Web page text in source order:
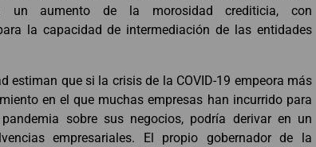
un aumento de la morosidad crediticia, con
la capacidad de intermediación de las entidades
estiman que si la crisis de la COVID-19 empeora más
en el que muchas empresas han incurrido para
sobre sus negocios, podría derivar en un
empresariales. El propio gobernador de la